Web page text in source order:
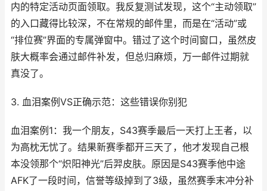
内的特定活动页面领取。我反复测试发现，这个“主动领取”
的入口藏得比较深，不在常规的邮件里，而是在“活动”或
“排位赛”界面的专属弹窗中。错过了这个时间窗口，虽然皮
肤大概率会通过邮件补发，但总归麻烦，万一邮件过期就
真没了。
3. 血泪案例VS正确示范：这些错误你别犯
血泪案例1：我一个朋友，S43赛季最后一天打上王者，以
为高枕无忧了。结果新赛季都开三天了，他才发现自己根
本没领那个“炽阳神光”后羿皮肤。原因是S43赛季他中途
AFK了一段时间，信誉等级掉到了3级，虽然赛季末冲分补